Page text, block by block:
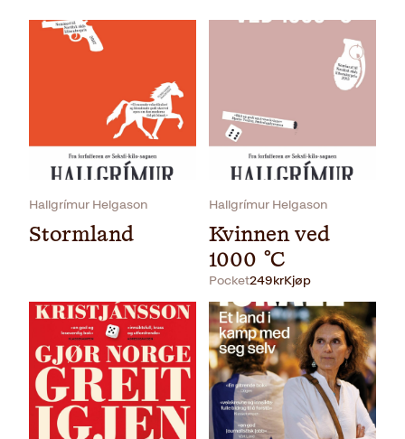
Hallgrímur Helgason
Stormland
Hallgrímur Helgason
Kvinnen ved
1000 °C
Pocket249krKjøp